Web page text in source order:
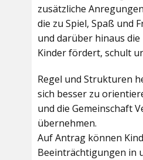
zusätzliche
die zu Spiel, Spaß und
und darüber hinaus
Kinder fördert, schult
Regel und Strukturen
sich besser zu
und die Gemeinschaft
übernehmen.
Auf Antrag können
Beeinträchtigungen in